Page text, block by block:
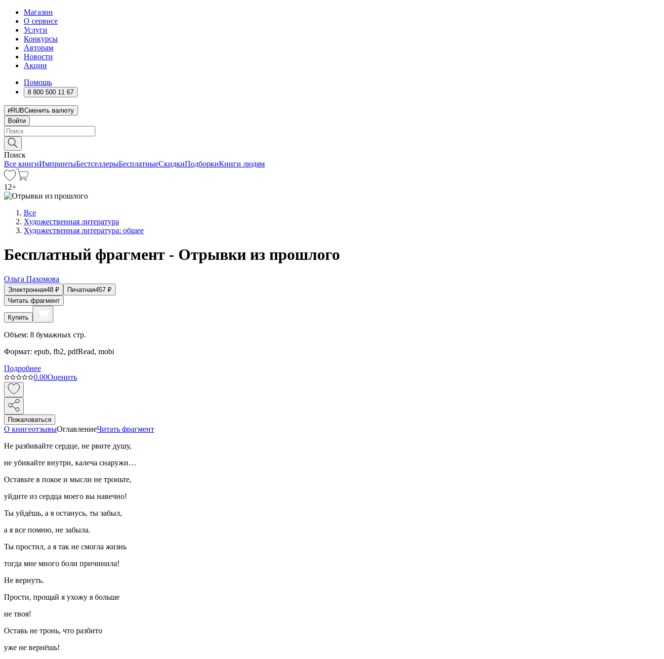
Магазин
О сервисе
Услуги
Конкурсы
Авторам
Новости
Акции
Помощь
8 800 500 11 67
RUBСменить валюту
Войти
Поиск
Все книгиИмпринтыБестселлерыБесплатныеСкидкиПодборкиКниги людям
12+
Все
Художественная литература
Художественная литература: общее
Бесплатный фрагмент - Отрывки из прошлого
Ольга Пахомова
Электронная48 ₽ Печатная457 ₽
Читать фрагмент
Купить
Объем: 8 бумажных стр.
Формат: epub, fb2, pdfRead, mobi
Подробнее
0.00Оценить
Пожаловаться
О книгеотзывыОглавлениеЧитать фрагмент
Не разбивайте сердце, не рвите душу,
не убивайте внутри, калеча снаружи…
Оставьте в покое и мысли не троньте,
уйдите из сердца моего вы навечно!
Ты уйдёшь, а я останусь, ты забыл,
а я все помню, не забыла.
Ты простил, а я так не смогла жизнь
тогда мне много боли причинила!
Не вернуть.
Прости, прощай я ухожу я больше
не твоя!
Оставь не тронь, что разбито
уже не вернёшь!